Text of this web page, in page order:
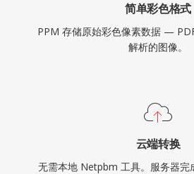
简单彩色格式
PPM 存储原始彩色像素数据 —
解析的图像。
云端转换
无需本地 Netpbm 工具。服务器完